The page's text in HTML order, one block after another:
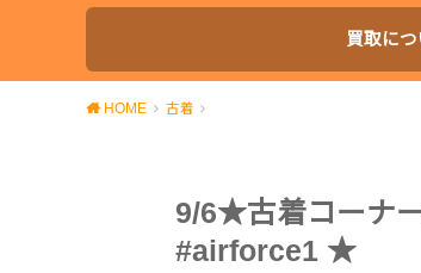
買取につ
HOME 古着
9/6★古着コーナ
#airforce1 ★